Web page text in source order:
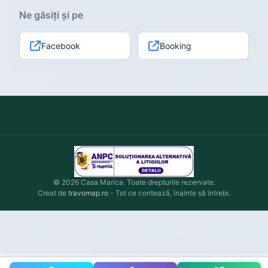
Ne găsiți și pe
Facebook Booking
© 2026 Casa Marica. Toate drepturile rezervate.
Creat de travomap.ro - Tot ce contează, înainte să întrebi.